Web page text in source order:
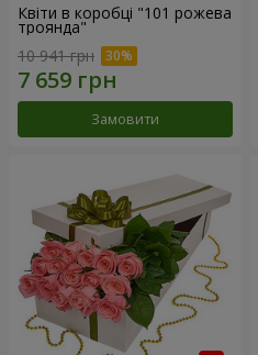
Квіти в коробці "101 рожева
троянда"
10 941 грн
Замовити